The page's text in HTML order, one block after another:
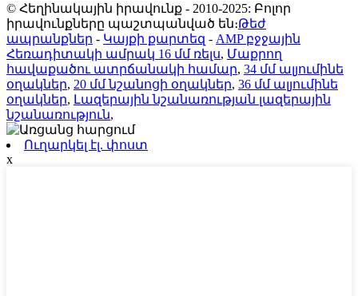
© Հեղինակային իրավունք - 2010-2025: Բոլոր
իրավունքները պաշտպանված են։Թեժ
ապրանքներ - Կայքի քարտեզ - AMP բջջային
Հեռադիտակի ամրակ 16 մմ ռելս, Մաքրող
հավաքածու ատրճանակի համար, 34 մմ ալյումինե
օղակներ, 20 մմ նշանոցի օղակներ, 36 մմ ալյումինե
օղակներ, Լազերային նշանառության լազերային
նշանառություն,
Ուղարկել էլ. փոստ
x